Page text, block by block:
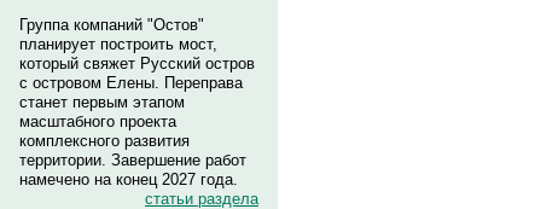
Группа компаний "Остов"
планирует построить мост,
который свяжет Русский остров
с островом Елены. Переправа
станет первым этапом
масштабного проекта
комплексного развития
территории. Завершение работ
намечено на конец 2027 года.
статьи раздела